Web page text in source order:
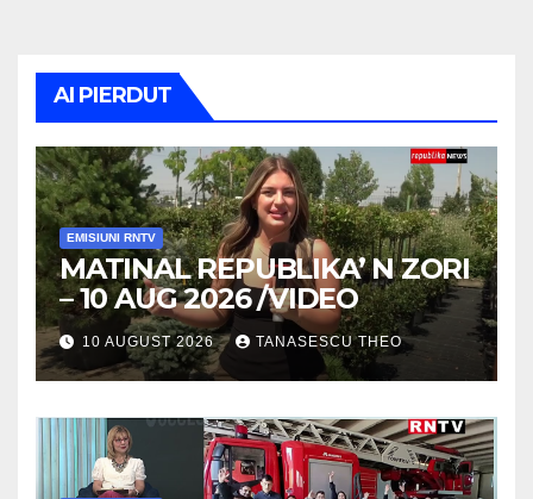
AI PIERDUT
EMISIUNI RNTV
MATINAL REPUBLIKA’ N ZORI
– 10 AUG 2026 /VIDEO
10 AUGUST 2026 TANASESCU THEO